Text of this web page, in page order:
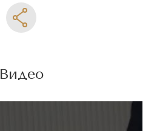
Видео